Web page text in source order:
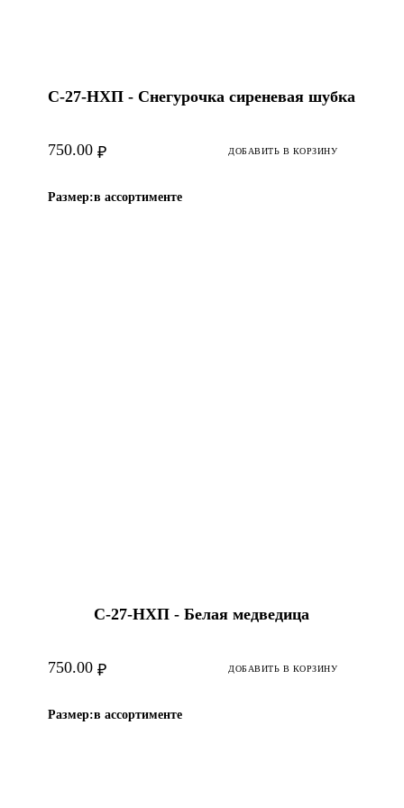
С-27-НХП - Снегурочка сиреневая шубка
₽
750.00 ДОБАВИТЬ В КОРЗИНУ
Размер:в ассортименте
С-27-НХП - Белая медведица
₽
750.00 ДОБАВИТЬ В КОРЗИНУ
Размер:в ассортименте